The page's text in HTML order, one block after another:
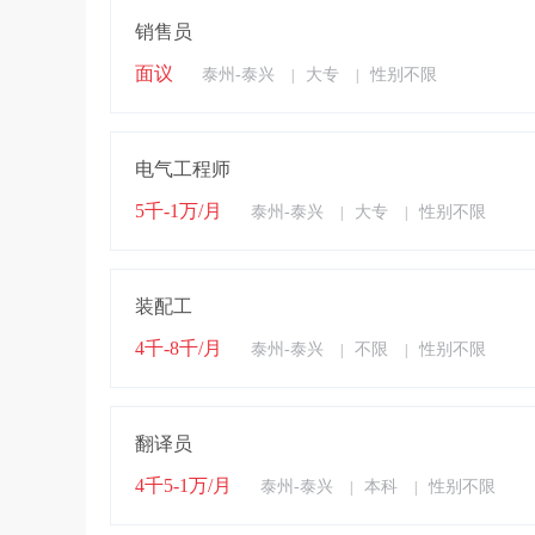
销售员
面议 泰州-泰兴 大专 性别不限
电气工程师
5千-1万/月 泰州-泰兴 大专 性别不限
装配工
4千-8千/月 泰州-泰兴 不限 性别不限
翻译员
4千5-1万/月 泰州-泰兴 本科 性别不限